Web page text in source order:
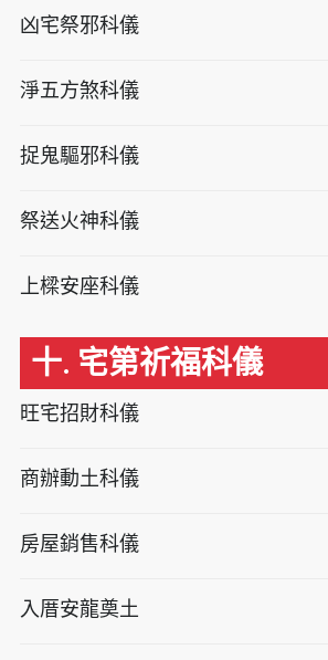
凶宅祭邪科儀
淨五方煞科儀
捉鬼驅邪科儀
祭送火神科儀
上樑安座科儀
十. 宅第祈福科儀
旺宅招財科儀
商辦動土科儀
房屋銷售科儀
入厝安龍奠土